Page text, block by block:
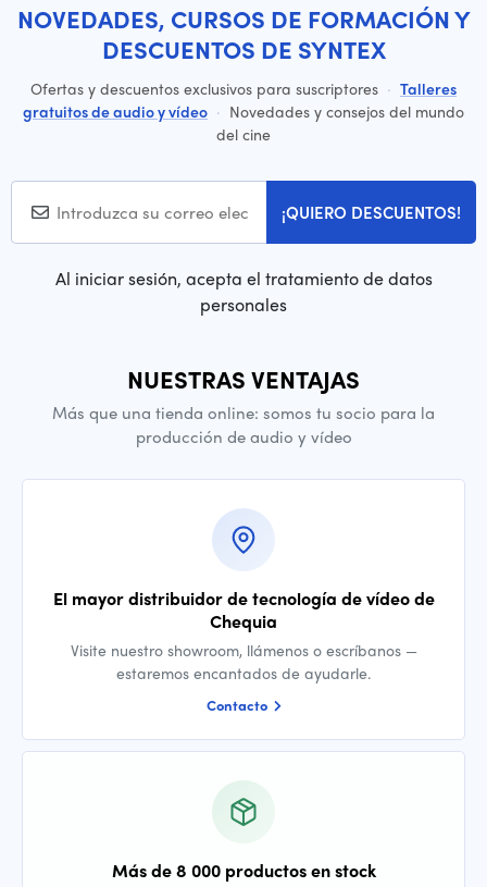
NOVEDADES, CURSOS DE FORMACIÓN Y
DESCUENTOS DE SYNTEX
Ofertas y descuentos exclusivos para suscriptores · Talleres
gratuitos de audio y vídeo · Novedades y consejos del mundo
del cine
¡QUIERO DESCUENTOS!
Al iniciar sesión, acepta el tratamiento de datos
personales
NUESTRAS VENTAJAS
Más que una tienda online: somos tu socio para la
producción de audio y vídeo
El mayor distribuidor de tecnología de vídeo de
Chequia
Visite nuestro showroom, llámenos o escríbanos —
estaremos encantados de ayudarle.
Contacto
Más de 8 000 productos en stock